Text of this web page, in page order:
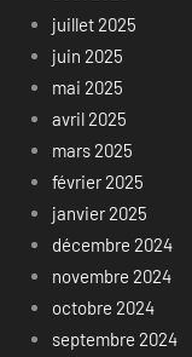
juillet 2025
juin 2025
mai 2025
avril 2025
mars 2025
février 2025
janvier 2025
décembre 2024
novembre 2024
octobre 2024
septembre 2024